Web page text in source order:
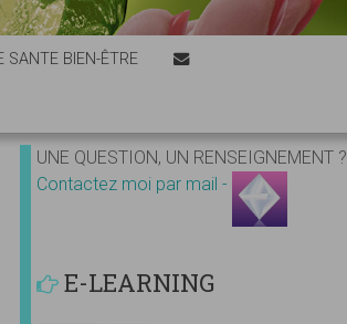
SANTE BIEN-ÊTRE
UNE QUESTION, UN RENSEIGNEMENT ?
Contactez moi par mail -
E-LEARNING